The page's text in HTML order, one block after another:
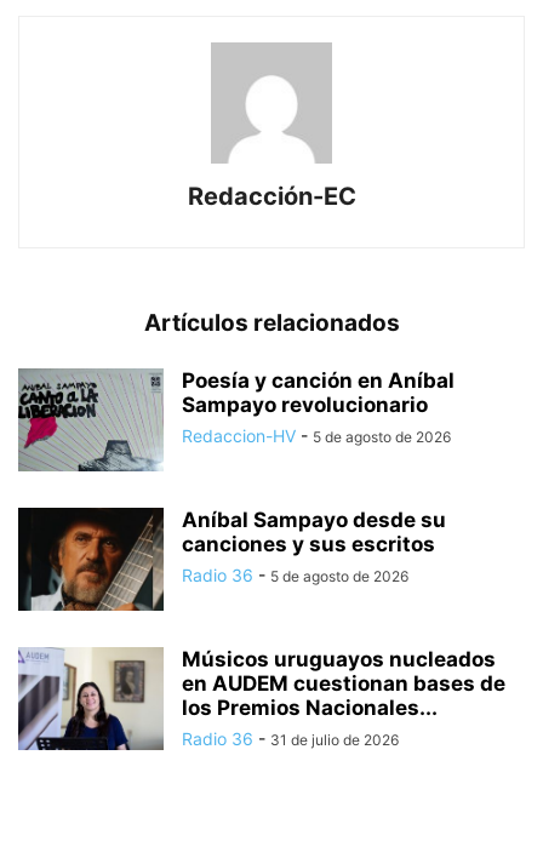
Redacción-EC
Artículos relacionados
Poesía y canción en Aníbal
Sampayo revolucionario
Redaccion-HV - 5 de agosto de 2026
Aníbal Sampayo desde su
canciones y sus escritos
Radio 36 - 5 de agosto de 2026
Músicos uruguayos nucleados
en AUDEM cuestionan bases de
los Premios Nacionales...
Radio 36 - 31 de julio de 2026